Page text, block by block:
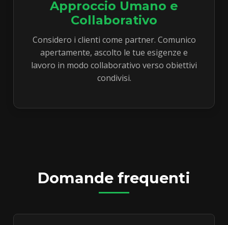
Approccio Umano e
Collaborativo
Considero i clienti come partner. Comunico
apertamente, ascolto le tue esigenze e
lavoro in modo collaborativo verso obiettivi
condivisi.
Domande frequenti